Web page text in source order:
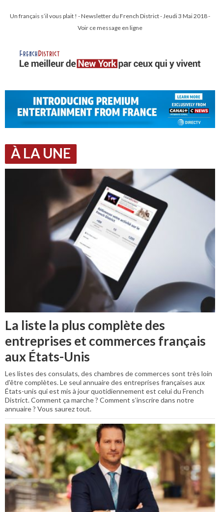
Un français s’il vous plait ! - Newsletter du French District - Jeudi 3 Mai 2018 -
Voir ce message en ligne
À LA UNE
La liste la plus complète des
entreprises et commerces français
aux États-Unis
Les listes des consulats, des chambres de commerces sont très loin
d'être complètes. Le seul annuaire des entreprises françaises aux
États-unis qui est mis à jour quotidiennement est celui du French
District. Comment ça marche ? Comment s’inscrire dans notre
annuaire ? Vous saurez tout.